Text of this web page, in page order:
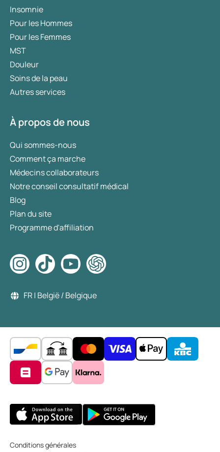
Insomnie
Pour les Hommes
Pour les Femmes
MST
Douleur
Soins de la peau
Autres services
À propos de nous
Qui sommes-nous
Comment ça marche
Médecins collaborateurs
Notre conseil consultatif médical
Blog
Plan du site
Programme d'affiliation
FR | België / Belgique
Conditions générales